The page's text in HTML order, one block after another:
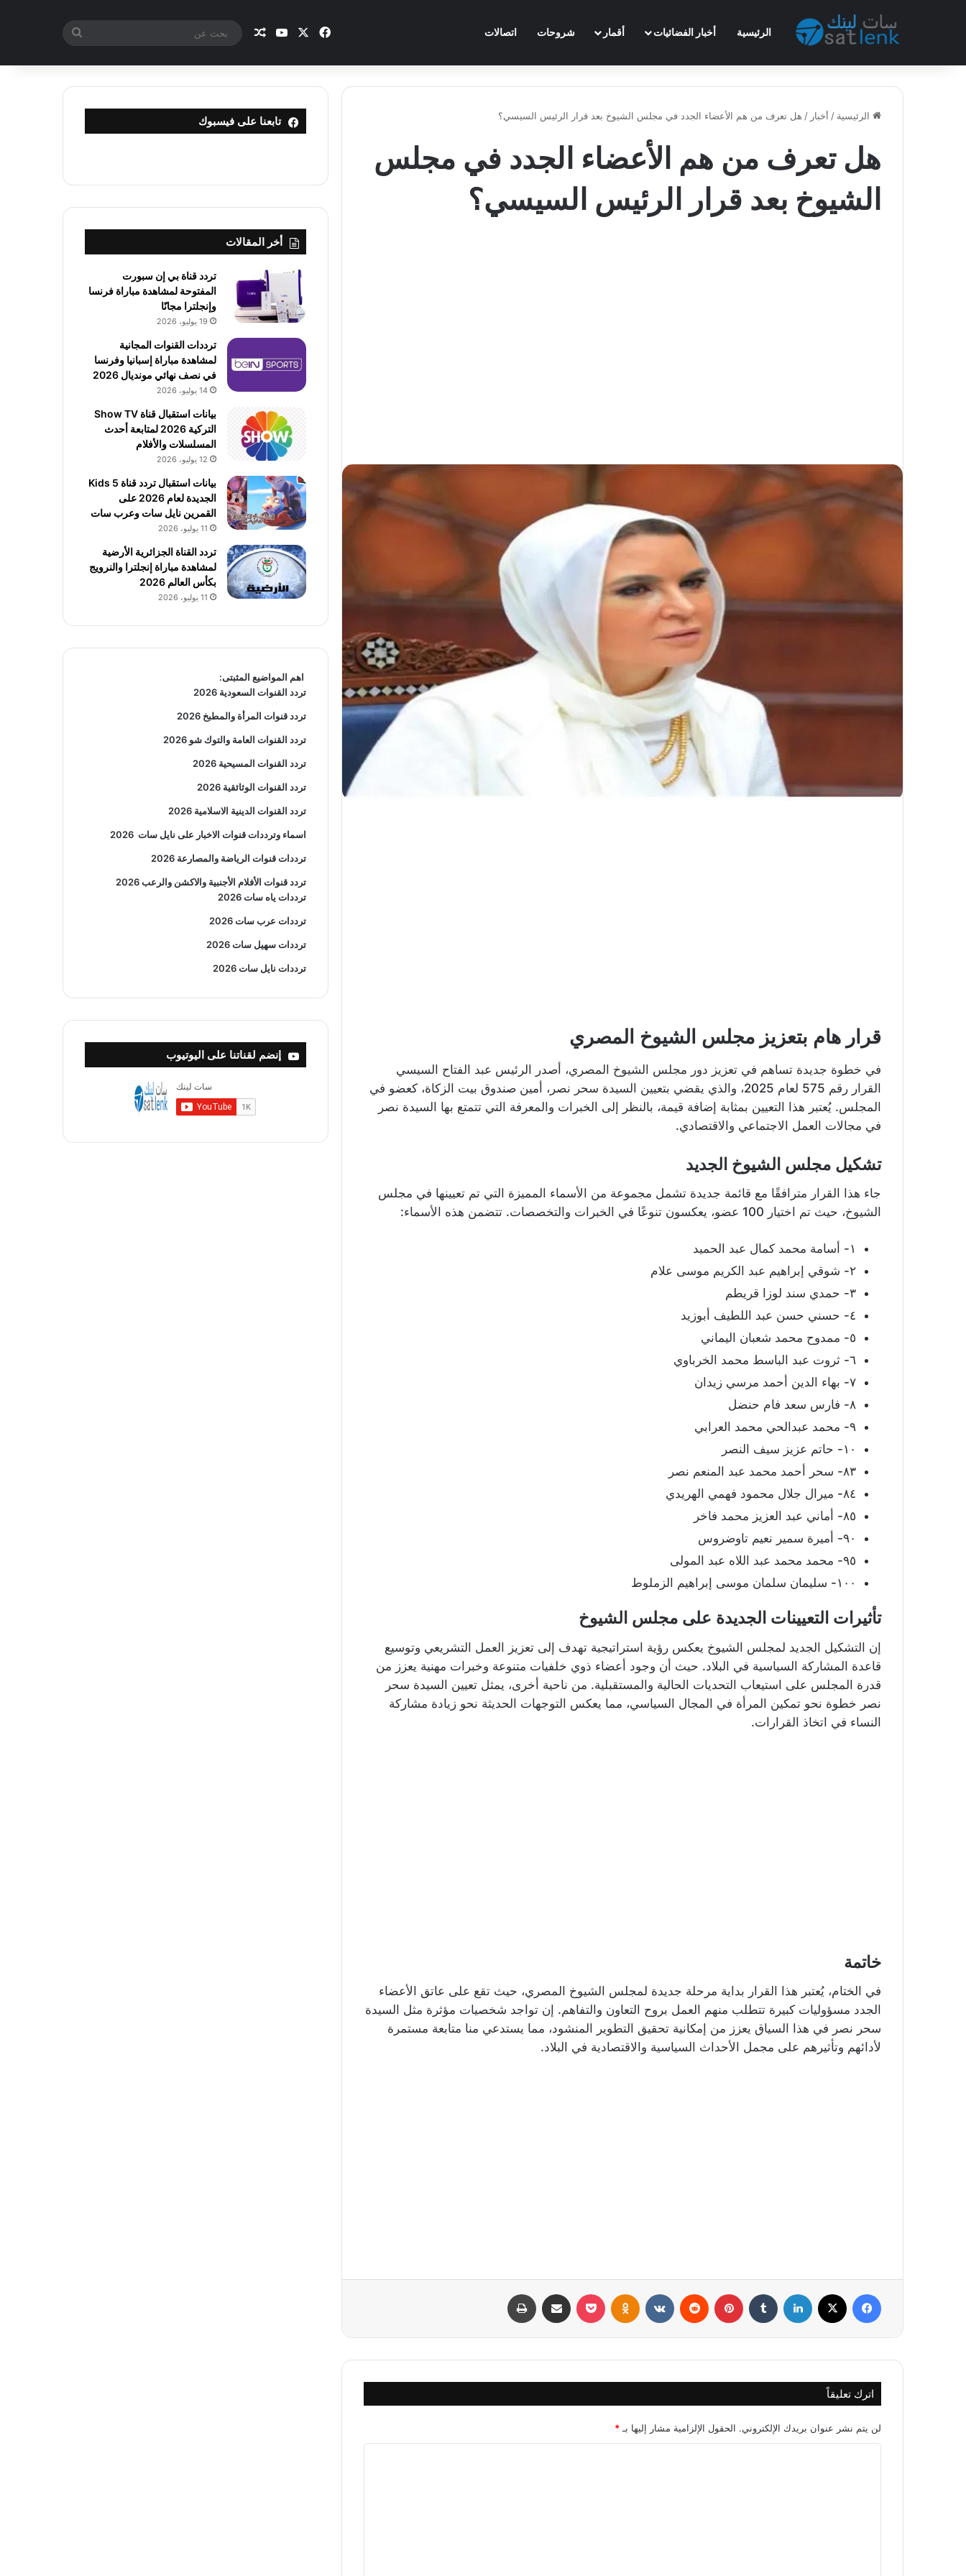
الرئيسية أخبار الفضائيات أقمار شروحات اتصالات فيسبوك يوتيوب مقال عشوائي
الرئيسية / أخبار / هل تعرف من هم الأعضاء الجدد في مجلس الشيوخ بعد قرار الرئيس السيسي؟
هل تعرف من هم الأعضاء الجدد في مجلس
الشيوخ بعد قرار الرئيس السيسي؟
قرار هام بتعزيز مجلس الشيوخ المصري
في خطوة جديدة تساهم في تعزيز دور مجلس الشيوخ المصري، أصدر الرئيس عبد الفتاح السيسي
القرار رقم 575 لعام 2025، والذي يقضي بتعيين السيدة سحر نصر، أمين صندوق بيت الزكاة، كعضو في
المجلس. يُعتبر هذا التعيين بمثابة إضافة قيمة، بالنظر إلى الخبرات والمعرفة التي تتمتع بها السيدة نصر
في مجالات العمل الاجتماعي والاقتصادي.
تشكيل مجلس الشيوخ الجديد
جاء هذا القرار مترافقًا مع قائمة جديدة تشمل مجموعة من الأسماء المميزة التي تم تعيينها في مجلس
الشيوخ، حيث تم اختيار 100 عضو، يعكسون تنوعًا في الخبرات والتخصصات. تتضمن هذه الأسماء:
١- أسامة محمد كمال عبد الحميد
٢- شوقي إبراهيم عبد الكريم موسى علام
٣- حمدي سند لوزا قريطم
٤- حسني حسن عبد اللطيف أبوزيد
٥- ممدوح محمد شعبان اليماني
٦- ثروت عبد الباسط محمد الخرباوي
٧- بهاء الدين أحمد مرسي زيدان
٨- فارس سعد فام حنضل
٩- محمد عبدالحي محمد العرابي
١٠- حاتم عزيز سيف النصر
٨٣- سحر أحمد محمد عبد المنعم نصر
٨٤- ميرال جلال محمود فهمي الهريدي
٨٥- أماني عبد العزيز محمد فاخر
٩٠- أميرة سمير نعيم تاوضروس
٩٥- محمد محمد عبد اللاه عبد المولى
١٠٠- سليمان سلمان موسى إبراهيم الزملوط
تأثيرات التعيينات الجديدة على مجلس الشيوخ
إن التشكيل الجديد لمجلس الشيوخ يعكس رؤية استراتيجية تهدف إلى تعزيز العمل التشريعي وتوسيع
قاعدة المشاركة السياسية في البلاد. حيث أن وجود أعضاء ذوي خلفيات متنوعة وخبرات مهنية يعزز من
قدرة المجلس على استيعاب التحديات الحالية والمستقبلية. من ناحية أخرى، يمثل تعيين السيدة سحر
نصر خطوة نحو تمكين المرأة في المجال السياسي، مما يعكس التوجهات الحديثة نحو زيادة مشاركة
النساء في اتخاذ القرارات.
خاتمة
في الختام، يُعتبر هذا القرار بداية مرحلة جديدة لمجلس الشيوخ المصري، حيث تقع على عاتق الأعضاء
الجدد مسؤوليات كبيرة تتطلب منهم العمل بروح التعاون والتفاهم. إن تواجد شخصيات مؤثرة مثل السيدة
سحر نصر في هذا السياق يعزز من إمكانية تحقيق التطوير المنشود، مما يستدعي منا متابعة مستمرة
لأدائهم وتأثيرهم على مجمل الأحداث السياسية والاقتصادية في البلاد.
اترك تعليقاً
لن يتم نشر عنوان بريدك الإلكتروني. الحقول الإلزامية مشار إليها بـ *
تابعنا على فيسبوك
أخر المقالات
تردد قناة بي إن سبورت
المفتوحة لمشاهدة مباراة فرنسا
وإنجلترا مجانًا
19 يوليو، 2026
ترددات القنوات المجانية
لمشاهدة مباراة إسبانيا وفرنسا
في نصف نهائي مونديال 2026
14 يوليو، 2026
بيانات استقبال قناة Show TV
التركية 2026 لمتابعة أحدث
المسلسلات والأفلام
12 يوليو، 2026
بيانات استقبال تردد قناة 5 Kids
الجديدة لعام 2026 على
القمرين نايل سات وعرب سات
11 يوليو، 2026
تردد القناة الجزائرية الأرضية
لمشاهدة مباراة إنجلترا والنرويج
بكأس العالم 2026
11 يوليو، 2026
اهم المواضيع المثبتى:
تردد القنوات السعودية 2026
تردد قنوات المرأة والمطبخ 2026
تردد القنوات العامة والتوك شو 2026
تردد القنوات المسيحية 2026
تردد القنوات الوثائقية 2026
تردد القنوات الدينية الاسلامية 2026
اسماء وترددات قنوات الاخبار على نايل سات2026
ترددات قنوات الرياضة والمصارعة2026
تردد قنوات الأفلام الأجنبية والاكشن والرعب2026
ترددات ياه سات 2026
ترددات عرب سات 2026
ترددات سهيل سات 2026
ترددات نايل سات 2026
إنضم لقناتنا على اليوتيوب